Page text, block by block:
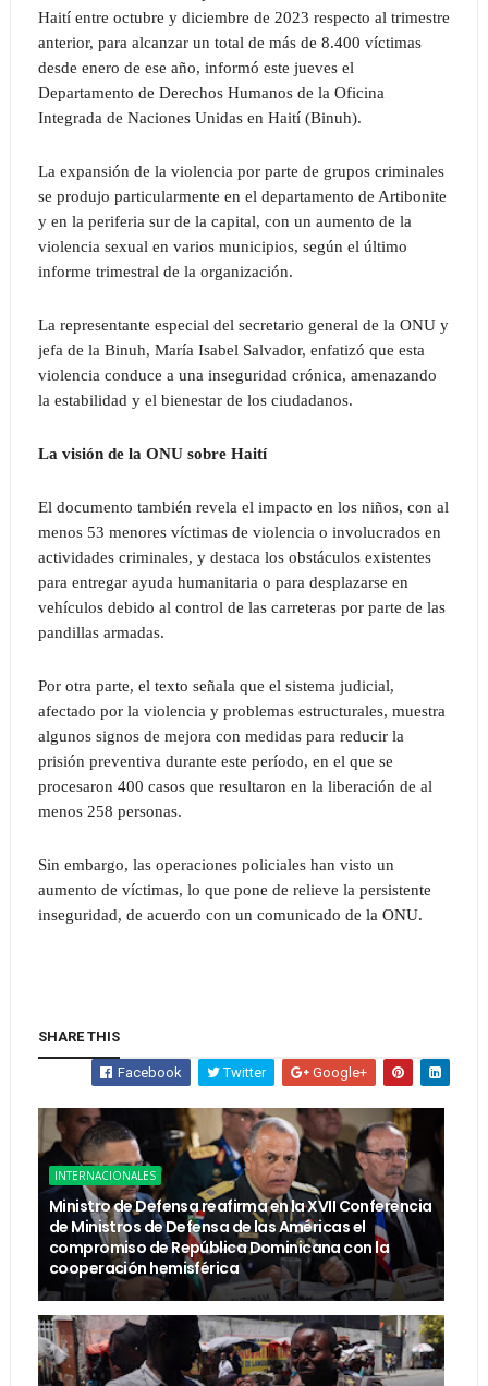
Haití entre octubre y diciembre de 2023 respecto al trimestre
anterior, para alcanzar un total de más de 8.400 víctimas
desde enero de ese año, informó este jueves el
Departamento de Derechos Humanos de la Oficina
Integrada de Naciones Unidas en Haití (Binuh).
La expansión de la violencia por parte de grupos criminales
se produjo particularmente en el departamento de Artibonite
y en la periferia sur de la capital, con un aumento de la
violencia sexual en varios municipios, según el último
informe trimestral de la organización.
La representante especial del secretario general de la ONU y
jefa de la Binuh, María Isabel Salvador, enfatizó que esta
violencia conduce a una inseguridad crónica, amenazando
la estabilidad y el bienestar de los ciudadanos.
La visión de la ONU sobre Haití
El documento también revela el impacto en los niños, con al
menos 53 menores víctimas de violencia o involucrados en
actividades criminales, y destaca los obstáculos existentes
para entregar ayuda humanitaria o para desplazarse en
vehículos debido al control de las carreteras por parte de las
pandillas armadas.
Por otra parte, el texto señala que el sistema judicial,
afectado por la violencia y problemas estructurales, muestra
algunos signos de mejora con medidas para reducir la
prisión preventiva durante este período, en el que se
procesaron 400 casos que resultaron en la liberación de al
menos 258 personas.
Sin embargo, las operaciones policiales han visto un
aumento de víctimas, lo que pone de relieve la persistente
inseguridad, de acuerdo con un comunicado de la ONU.
SHARE THIS
Facebook Twitter Google+
INTERNACIONALES
Ministro de Defensa reafirma en la XVII Conferencia
de Ministros de Defensa de las Américas el
compromiso de República Dominicana con la
cooperación hemisférica